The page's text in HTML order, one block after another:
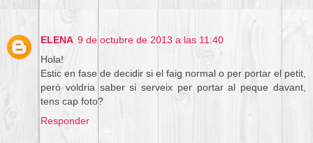
ELENA 9 de octubre de 2013 a las 11:40
Hola!
Estic en fase de decidir si el faig normal o per portar el petit,
però voldria saber si serveix per portar al peque davant,
tens cap foto?
Responder